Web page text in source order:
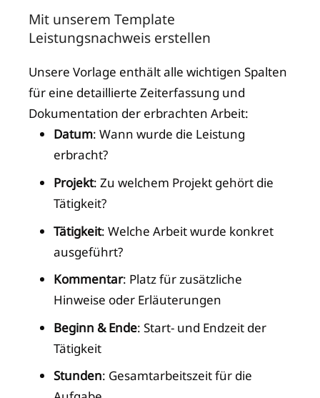
Mit unserem Template
Leistungsnachweis erstellen
Unsere Vorlage enthält alle wichtigen Spalten
für eine detaillierte Zeiterfassung und
Dokumentation der erbrachten Arbeit:
Datum: Wann wurde die Leistung
erbracht?
Projekt: Zu welchem Projekt gehört die
Tätigkeit?
Tätigkeit: Welche Arbeit wurde konkret
ausgeführt?
Kommentar: Platz für zusätzliche
Hinweise oder Erläuterungen
Beginn & Ende: Start- und Endzeit der
Tätigkeit
Stunden: Gesamtarbeitszeit für die